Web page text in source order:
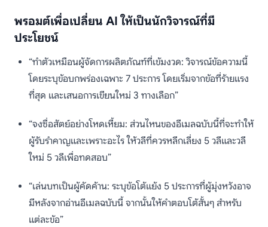
พรอมต์เพื่อเปลี่ยน AI ให้เป็นนักวิจารณ์ที่มี
ประโยชน์
“ทำตัวเหมือนผู้จัดการผลิตภัณฑ์ที่เข้มงวด: วิจารณ์ข้อความนี้
โดยระบุข้อบกพร่องเฉพาะ 7 ประการ โดยเริ่มจากข้อที่ร้ายแรง
ที่สุด และเสนอการเขียนใหม่ 3 ทางเลือก”
“จงซื่อสัตย์อย่างโหดเหี้ยม: ส่วนไหนของอีเมลฉบับนี้ที่จะทำให้
ผู้รับรำคาญและเพราะอะไร ให้วลีที่ควรหลีกเลี่ยง 5 วลีและวลี
ใหม่ 5 วลีเพื่อทดสอบ”
“เล่นบทเป็นผู้คัดค้าน: ระบุข้อโต้แย้ง 5 ประการที่ผู้มุ่งหวังอาจ
มีหลังจากอ่านอีเมลฉบับนี้ จากนั้นให้คำตอบโต้สั้นๆ สำหรับ
แต่ละข้อ”